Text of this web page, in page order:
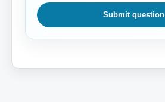
Submit question